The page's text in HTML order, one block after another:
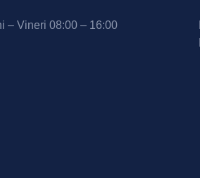
– Vineri 08:00 – 16:00